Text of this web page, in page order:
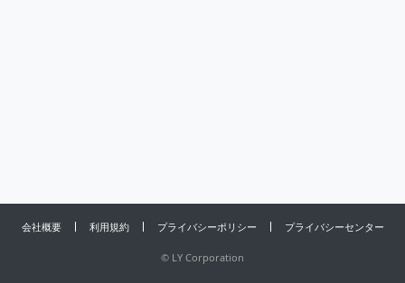
会社概要 利用規約 プライバシーポリシー プライバシーセンター
© LY Corporation